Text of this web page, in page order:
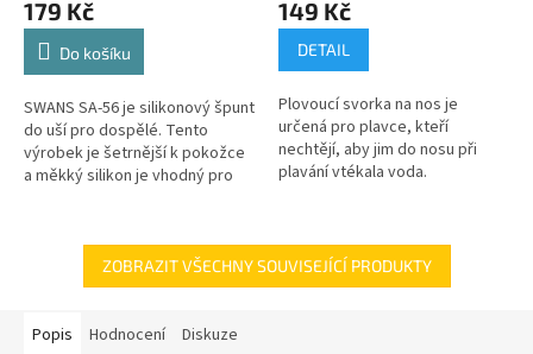
179 Kč
Do košíku
SWANS SA-56 je silikonový špunt
do uší pro dospělé. Tento
výrobek je šetrnější k pokožce
a měkký silikon je vhodný pro
149 Kč
DETAIL
Plovoucí svorka na nos je
určená pro plavce, kteří
nechtějí, aby jim do nosu při
plavání vtékala voda.
ZOBRAZIT VŠECHNY SOUVISEJÍCÍ PRODUKTY
Popis Hodnocení Diskuze